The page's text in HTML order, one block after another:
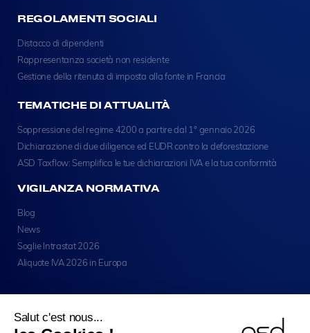
Salut c'est nous...
REGOLAMENTI SOCIALI
Distacco di dipendenti
Rappresentanza società non residente
Gestione della ritenuta di imposta alla fonte in Francia
TEMATICHE DI ATTUALITÀ
Soppressione del regime 4200 a partire dal 1° gennaio 2026
Dichiarazione di due diligence ed EUDR contro la deforestazione
ASD Taxflow: Semplifica le tue dichiarazioni IVA e la tua conformità
VIGILANZA NORMATIVA
Blog
News
Soglie Intrastat 2026
Aliquote IVA 2026 in Europa